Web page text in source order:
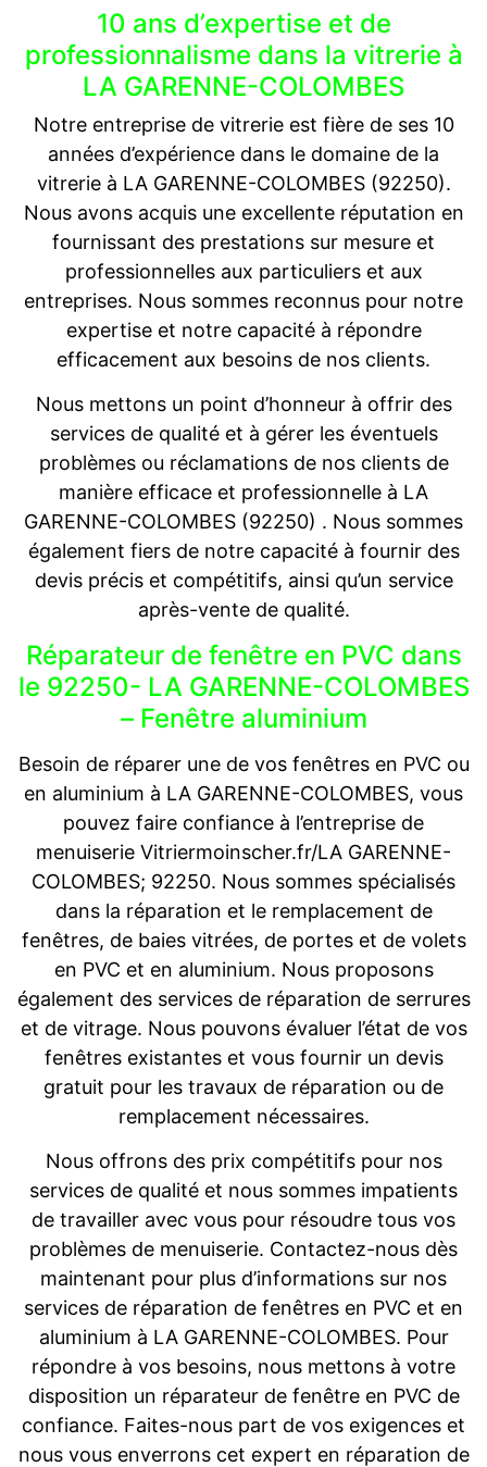
10 ans d’expertise et de
professionnalisme dans la vitrerie à
LA GARENNE-COLOMBES
Notre entreprise de vitrerie est fière de ses 10
années d’expérience dans le domaine de la
vitrerie à LA GARENNE-COLOMBES (92250).
Nous avons acquis une excellente réputation en
fournissant des prestations sur mesure et
professionnelles aux particuliers et aux
entreprises. Nous sommes reconnus pour notre
expertise et notre capacité à répondre
efficacement aux besoins de nos clients.
Nous mettons un point d’honneur à offrir des
services de qualité et à gérer les éventuels
problèmes ou réclamations de nos clients de
manière efficace et professionnelle à LA
GARENNE-COLOMBES (92250) . Nous sommes
également fiers de notre capacité à fournir des
devis précis et compétitifs, ainsi qu’un service
après-vente de qualité.
Réparateur de fenêtre en PVC dans
le 92250- LA GARENNE-COLOMBES
– Fenêtre aluminium
Besoin de réparer une de vos fenêtres en PVC ou
en aluminium à LA GARENNE-COLOMBES, vous
pouvez faire confiance à l’entreprise de
menuiserie Vitriermoinscher.fr/LA GARENNE-
COLOMBES; 92250. Nous sommes spécialisés
dans la réparation et le remplacement de
fenêtres, de baies vitrées, de portes et de volets
en PVC et en aluminium. Nous proposons
également des services de réparation de serrures
et de vitrage. Nous pouvons évaluer l’état de vos
fenêtres existantes et vous fournir un devis
gratuit pour les travaux de réparation ou de
remplacement nécessaires.
Nous offrons des prix compétitifs pour nos
services de qualité et nous sommes impatients
de travailler avec vous pour résoudre tous vos
problèmes de menuiserie. Contactez-nous dès
maintenant pour plus d’informations sur nos
services de réparation de fenêtres en PVC et en
aluminium à LA GARENNE-COLOMBES. Pour
répondre à vos besoins, nous mettons à votre
disposition un réparateur de fenêtre en PVC de
confiance. Faites-nous part de vos exigences et
nous vous enverrons cet expert en réparation de